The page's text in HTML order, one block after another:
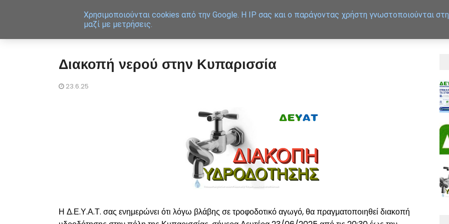
APXIKH ΕΞΥΠΗΡΕΤΗΣΗ
Διακοπή νερού στην Κυπαρισσία
23.6.25
Η Δ.Ε.Υ.Α.Τ. σας ενημερώνει ότι λόγω βλάβης σε τροφοδοτικό αγωγό, θα πραγματοποιηθεί διακοπή
Χρησιμοποιoύνται cookies από την Google. Η IP σας και ο παράγοντας χρήστη γνωστοποιούνται
μαζί με μετρήσεις.